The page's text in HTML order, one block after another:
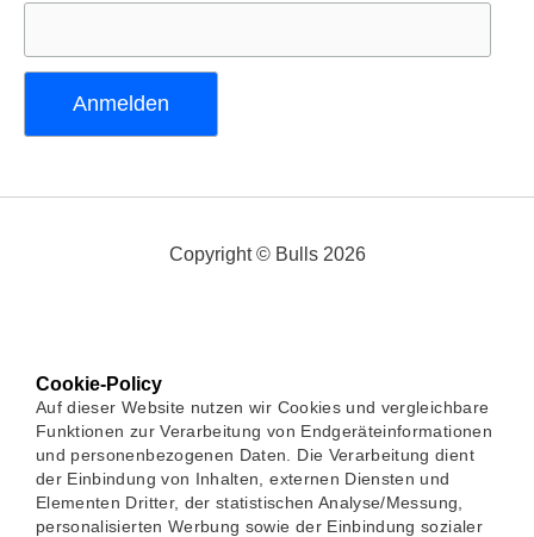
Copyright © Bulls 2026
Cookie-Policy
Auf dieser Website nutzen wir Cookies und vergleichbare
Funktionen zur Verarbeitung von Endgeräteinformationen
und personenbezogenen Daten. Die Verarbeitung dient
der Einbindung von Inhalten, externen Diensten und
Elementen Dritter, der statistischen Analyse/Messung,
personalisierten Werbung sowie der Einbindung sozialer